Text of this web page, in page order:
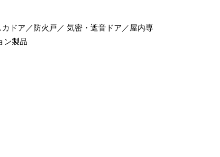
ドア／防火戸／ 気密・遮音ドア／屋内専
ン製品